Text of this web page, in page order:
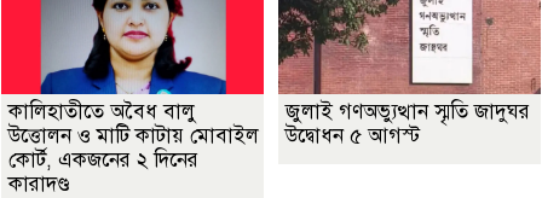
কালিহাতীতে অবৈধ বালু
উত্তোলন ও মাটি কাটায় মোবাইল
কোর্ট, একজনের ২ দিনের
কারাদণ্ড
জুলাই গণঅভ্যুত্থান স্মৃতি জাদুঘর
উদ্বোধন ৫ আগস্ট